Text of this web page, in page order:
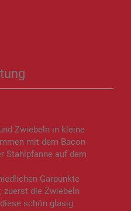
Zwiebeln in kleine
mit dem Bacon
Stahlpfanne auf dem
Garpunkte
zuerst die Zwiebeln
schön glasig